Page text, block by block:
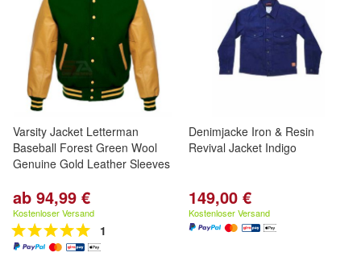
Varsity Jacket Letterman
Baseball Forest Green Wool
Genuine Gold Leather Sleeves
ab 94,99 €
Kostenloser Versand
1
Denimjacke Iron & Resin
Revival Jacket Indigo
149,00 €
Kostenloser Versand